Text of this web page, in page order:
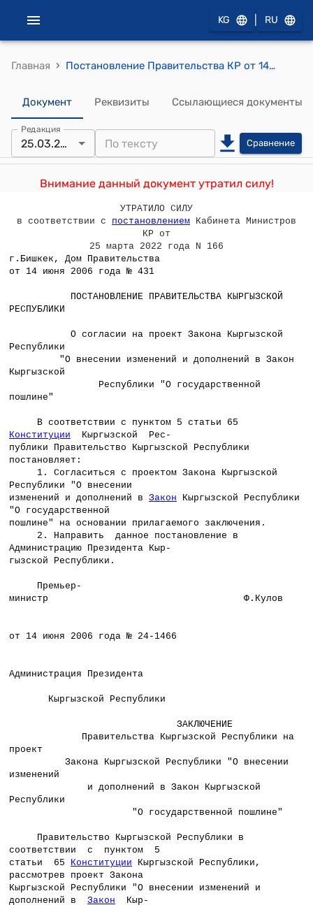
KG RU
Главная › Постановление Правительства КР от 14 июня 2006 года № 431 "О согласии на проект Закона Кыргызской Республики "О внесении изменений и дополнений в Закон Кыргызской Республики "О государственной пошлине"
Документ Реквизиты Ссылающиеся документы
Редакция
25.03.2022 Сравнение
Внимание данный документ утратил силу!